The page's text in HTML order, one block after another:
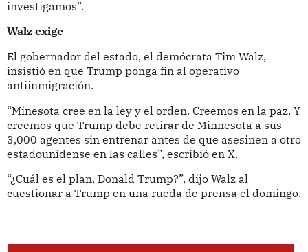
investigamos”.
Walz exige
El gobernador del estado, el demócrata Tim Walz,
insistió en que Trump ponga fin al operativo
antiinmigración.
“Minesota cree en la ley y el orden. Creemos en la paz. Y
creemos que Trump debe retirar de Minnesota a sus
3,000 agentes sin entrenar antes de que asesinen a otro
estadounidense en las calles”, escribió en X.
“¿Cuál es el plan, Donald Trump?”, dijo Walz al
cuestionar a Trump en una rueda de prensa el domingo.